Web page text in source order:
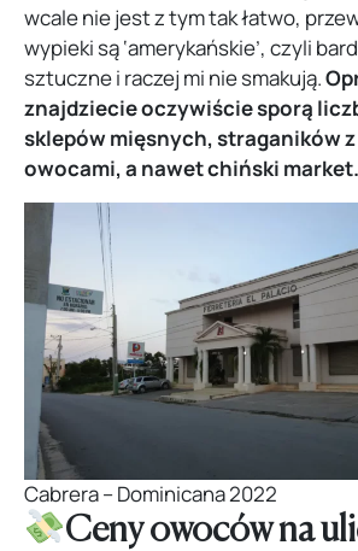
wcale nie jest z tym tak łatwo,
wypieki są ‘amerykańskie’, czyli
sztuczne i raczej mi nie smakują.
znajdziecie oczywiście sporą
sklepów mięsnych, straganików
owocami, a nawet chiński market.
Cabrera – Dominicana 2022
Ceny owoców na